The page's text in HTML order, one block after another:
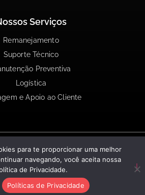
Serviços
Remanejamento
Suporte Técnico
Preventiva
Logística
e Apoio ao Cliente
Pett Capellato. Todos os Direitos
Reservados
Desenvolvido por Agência One Impact
para te proporcionar uma melhor
navegando, você aceita nossa
de Privacidade.
Políticas de Privacidade